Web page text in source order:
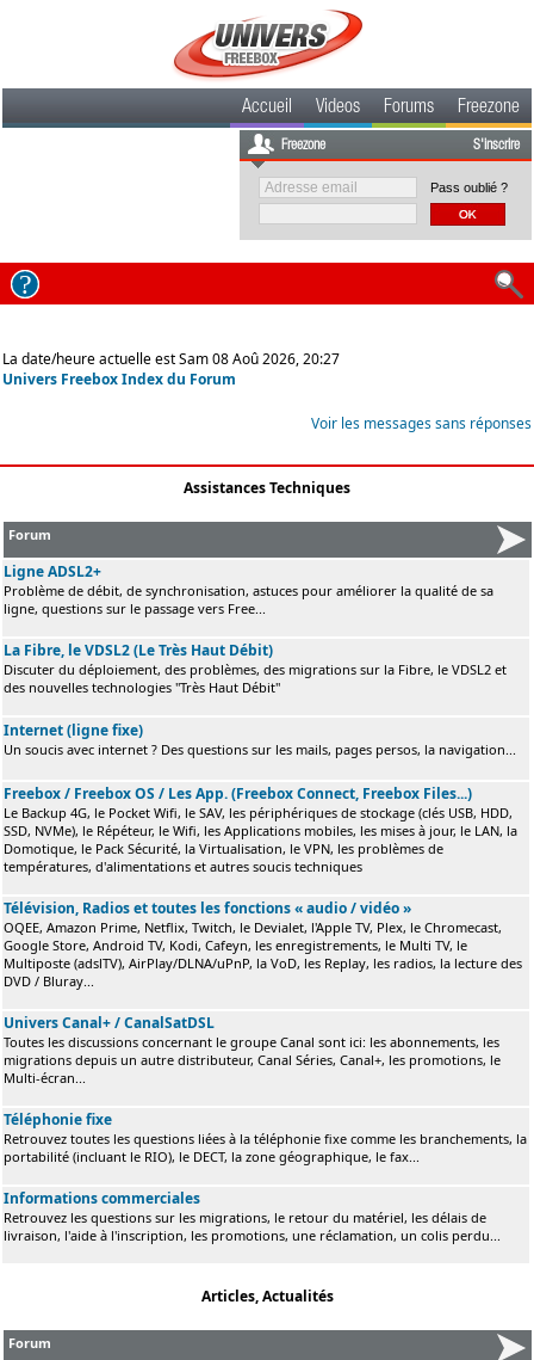
Accueil Videos Forums Freezone
Freezone S'inscrire
Pass oublié ?
La date/heure actuelle est Sam 08 Aoû 2026, 20:27
Univers Freebox Index du Forum
Voir les messages sans réponses
Assistances Techniques
Forum
Ligne ADSL2+
Problème de débit, de synchronisation, astuces pour améliorer la qualité de sa
ligne, questions sur le passage vers Free...
La Fibre, le VDSL2 (Le Très Haut Débit)
Discuter du déploiement, des problèmes, des migrations sur la Fibre, le VDSL2 et
des nouvelles technologies "Très Haut Débit"
Internet (ligne fixe)
Un soucis avec internet ? Des questions sur les mails, pages persos, la navigation...
Freebox / Freebox OS / Les App. (Freebox Connect, Freebox Files...)
Le Backup 4G, le Pocket Wifi, le SAV, les périphériques de stockage (clés USB, HDD,
SSD, NVMe), le Répéteur, le Wifi, les Applications mobiles, les mises à jour, le LAN, la
Domotique, le Pack Sécurité, la Virtualisation, le VPN, les problèmes de
températures, d'alimentations et autres soucis techniques
Télévision, Radios et toutes les fonctions « audio / vidéo »
OQEE, Amazon Prime, Netflix, Twitch, le Devialet, l'Apple TV, Plex, le Chromecast,
Google Store, Android TV, Kodi, Cafeyn, les enregistrements, le Multi TV, le
Multiposte (adslTV), AirPlay/DLNA/uPnP, la VoD, les Replay, les radios, la lecture des
DVD / Bluray...
Univers Canal+ / CanalSatDSL
Toutes les discussions concernant le groupe Canal sont ici: les abonnements, les
migrations depuis un autre distributeur, Canal Séries, Canal+, les promotions, le
Multi-écran...
Téléphonie fixe
Retrouvez toutes les questions liées à la téléphonie fixe comme les branchements, la
portabilité (incluant le RIO), le DECT, la zone géographique, le fax...
Informations commerciales
Retrouvez les questions sur les migrations, le retour du matériel, les délais de
livraison, l'aide à l'inscription, les promotions, une réclamation, un colis perdu...
Articles, Actualités
Forum